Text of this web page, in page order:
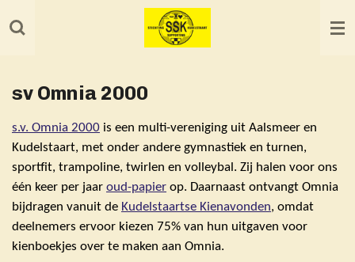
Ga
direct
hoofdinhoud
sv Omnia 2000
s.v. Omnia 2000 is een multi-vereniging uit Aalsmeer en
Kudelstaart, met onder andere gymnastiek en turnen,
sportfit, trampoline, twirlen en volleybal. Zij halen voor ons
één keer per jaar oud-papier op. Daarnaast ontvangt Omnia
bijdragen vanuit de Kudelstaartse Kienavonden, omdat
deelnemers ervoor kiezen 75% van hun uitgaven voor
kienboekjes over te maken aan Omnia.